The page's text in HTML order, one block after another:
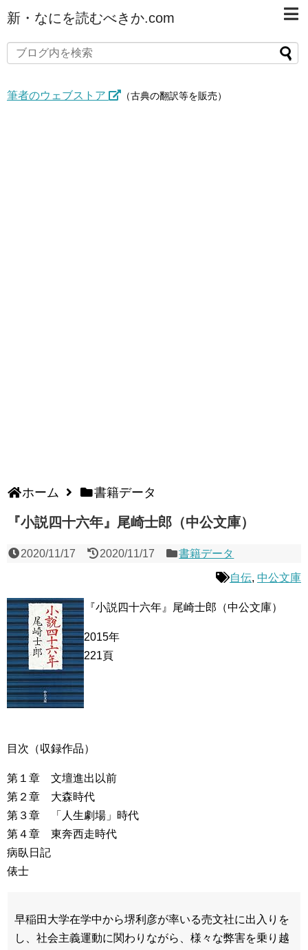
新・なにを読むべきか.com
筆者のウェブストア （古典の翻訳等を販売）
ホーム 書籍データ
『小説四十六年』尾崎士郎（中公文庫）
2020/11/17 2020/11/17 書籍データ
自伝, 中公文庫
『小説四十六年』尾崎士郎（中公文庫）
2015年
221頁
目次（収録作品）
第１章 文壇進出以前
第２章 大森時代
第３章 「人生劇場」時代
第４章 東奔西走時代
病臥日記
俵士
早稲田大学在学中から堺利彦が率いる売文社に出入りを
し、社会主義運動に関わりながら、様々な弊害を乗り越